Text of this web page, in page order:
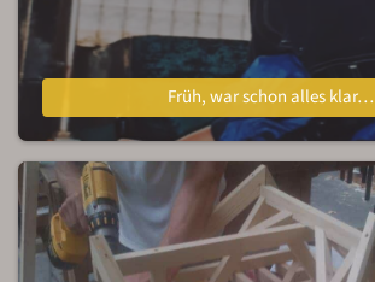
Früh, war schon alles klar…